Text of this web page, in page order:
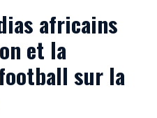
africains
et la
sur la